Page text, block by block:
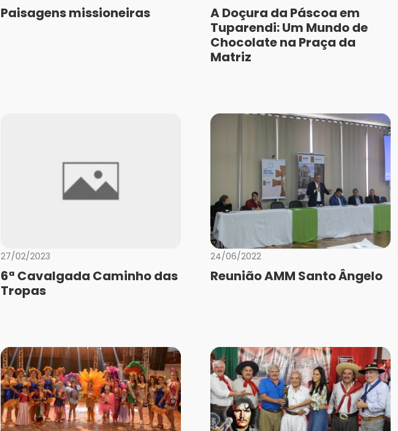
Paisagens missioneiras
A Doçura da Páscoa em
Tuparendi: Um Mundo de
Chocolate na Praça da
Matriz
27/02/2023
6ª Cavalgada Caminho das
Tropas
24/06/2022
Reunião AMM Santo Ângelo